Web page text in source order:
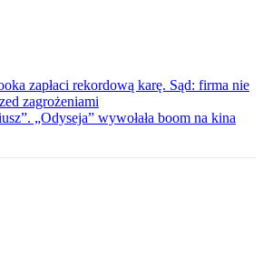
zapłaci rekordową karę. Sąd: firma nie
zagrożeniami
„Odyseja” wywołała boom na kina